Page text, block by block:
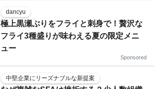
dancyu
極上黒瀬ぶりをフライと刺身で！贅沢な
フライ3種盛りが味わえる夏の限定メニ
ュー
Sponsored
中堅企業にリーズナブルな新提案